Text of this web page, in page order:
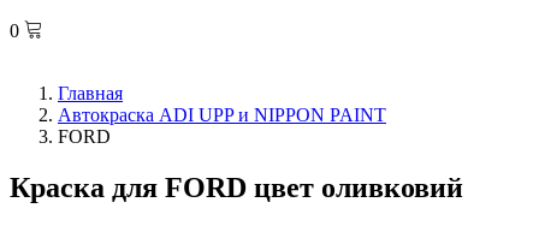
0
Главная
Автокраска ADI UPP и NIPPON PAINT
FORD
Краска для FORD цвет оливковий